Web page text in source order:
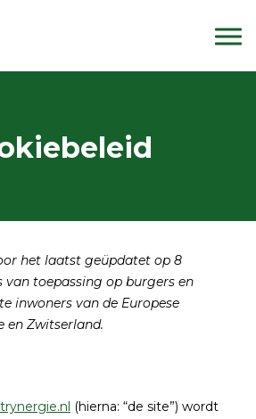
het laatst geüpdatet op 8
van toepassing op burgers en
inwoners van de Europese
en Zwitserland.
(hierna: “de site”) wordt